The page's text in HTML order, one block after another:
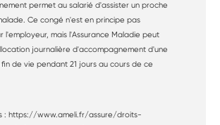
permet au salarié d'assister un proche
Ce congé n'est en principe pas
l'employeur, mais l'Assurance Maladie peut
journalière d'accompagnement d'une
de vie pendant 21 jours au cours de ce
: https://www.ameli.fr/assure/droits-